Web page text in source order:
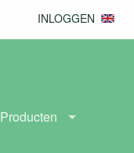
INLOGGEN
Producten